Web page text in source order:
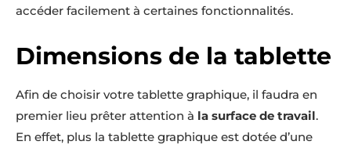
accéder facilement à certaines fonctionnalités.
Dimensions de la tablette
Afin de choisir votre tablette graphique, il faudra en
premier lieu prêter attention à la surface de travail.
En effet, plus la tablette graphique est dotée d’une